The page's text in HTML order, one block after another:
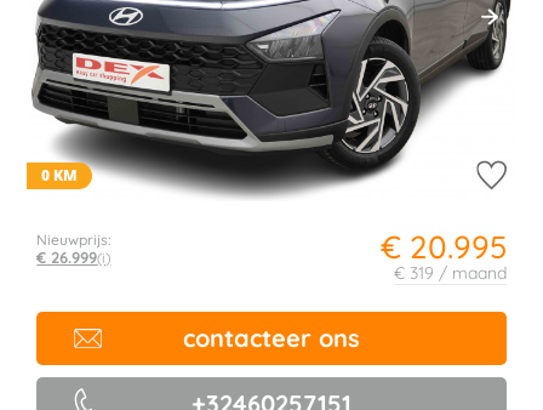
0 KM
€ 20.995
€ 319 / maand
Nieuwprijs:
€ 26.999(i)
contacteer ons
+32460257151